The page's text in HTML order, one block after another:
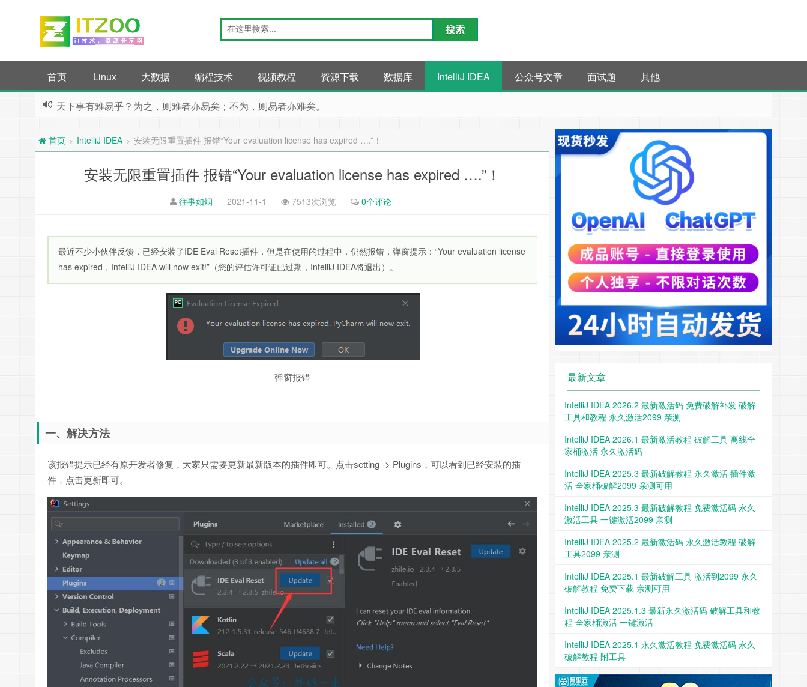
首页 Linux 大数据 编程技术 视频教程 资源下载 数据库 IntelliJ IDEA 公众号文章 面试题 其他
天下事有难易乎？为之，则难者亦易矣；不为，则易者亦难矣。
首页 > IntelliJ IDEA > 安装无限重置插件 报错“Your evaluation license has expired ….”！
安装无限重置插件 报错“Your evaluation license has expired ….”！
往事如烟 2021-11-1 7513次浏览 0个评论
最近不少小伙伴反馈，已经安装了IDE Eval Reset插件，但是在使用的过程中，仍然报错，弹窗提示：“Your evaluation license
has expired，IntelliJ IDEA will now exit!”（您的评估许可证已过期，IntelliJ IDEA将退出）。
弹窗报错
一、解决方法
该报错提示已经有原开发者修复，大家只需要更新最新版本的插件即可。点击setting -> Plugins，可以看到已经安装的插
件，点击更新即可。
最新文章
IntelliJ IDEA 2026.2 最新激活码 免费破解补发 破解
工具和教程 永久激活2099 亲测
IntelliJ IDEA 2026.1 最新激活教程 破解工具 离线全
家桶激活 永久激活码
IntelliJ IDEA 2025.3 最新破解教程 永久激活 插件激
活 全家桶破解2099 亲测可用
IntelliJ IDEA 2025.3 最新破解教程 免费激活码 永久
激活工具 一键激活2099 亲测
IntelliJ IDEA 2025.2 最新激活码 永久激活教程 破解
工具2099 亲测
IntelliJ IDEA 2025.1 最新破解工具 激活到2099 永久
破解教程 免费下载 亲测可用
IntelliJ IDEA 2025.1.3 最新永久激活码 破解工具和教
程 全家桶激活 一键激活
IntelliJ IDEA 2025.1 永久激活教程 免费激活码 永久
破解教程 附工具